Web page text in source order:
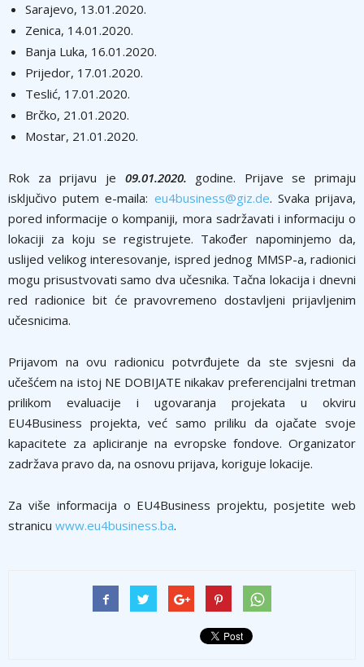
Sarajevo, 13.01.2020.
Zenica, 14.01.2020.
Banja Luka, 16.01.2020.
Prijedor, 17.01.2020.
Teslić, 17.01.2020.
Brčko, 21.01.2020.
Mostar, 21.01.2020.
Rok za prijavu je 09.01.2020. godine. Prijave se primaju
isključivo putem e-maila: eu4business@giz.de. Svaka prijava,
pored informacije o kompaniji, mora sadržavati i informaciju o
lokaciji za koju se registrujete. Također napominjemo da,
uslijed velikog interesovanje, ispred jednog MMSP-a, radionici
mogu prisustvovati samo dva učesnika. Tačna lokacija i dnevni
red radionice bit će pravovremeno dostavljeni prijavljenim
učesnicima.
Prijavom na ovu radionicu potvrđujete da ste svjesni da
učešćem na istoj NE DOBIJATE nikakav preferencijalni tretman
prilikom evaluacije i ugovaranja projekata u okviru
EU4Business projekta, već samo priliku da ojačate svoje
kapacitete za apliciranje na evropske fondove. Organizator
zadržava pravo da, na osnovu prijava, koriguje lokacije.
Za više informacija o EU4Business projektu, posjetite web
stranicu www.eu4business.ba.